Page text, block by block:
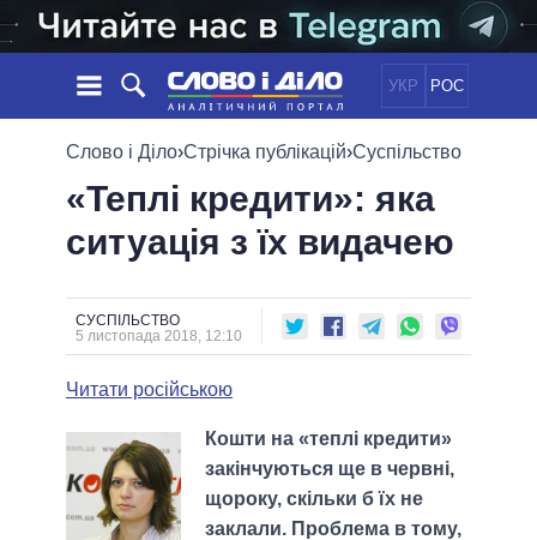
УКР РОС
НОВИНИ
СТРІЧКА
ПОДІЇ
ДУМКИ
ОГЛЯДИ
ДАЙДЖЕСТИ
ПОЛІТИКА
ЕКОНОМІКА
ОБIЦЯНКИ
ПОЛIТИКИ
УСІ ПОЛІТИКИ
ПРЕЗИДЕНТ І ОФІС
ВЕРХОВНА РАДА
ГОЛОВИ ОБЛАДМІНІСТРАЦІЙ
МЕРИ МІСТ
ВСІ ПЕРСОНИ
ІНФОГРАФІКА
ВІДЕО
ПОРІВНЯННЯ ПОЛІТИКІВ
Слово і Діло›Стрічка публікацій›Суспільство
«Теплі кредити»: яка
ситуація з їх видачею
СУСПІЛЬСТВО
5 листопада 2018, 12:10
Читати російською
Кошти на «теплі кредити»
закінчуються ще в червні,
щороку, скільки б їх не
заклали. Проблема в тому,